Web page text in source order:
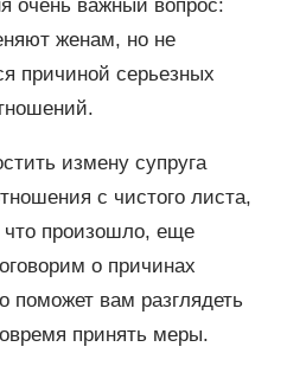
очень важный вопрос:
женам, но не
причиной серьезных
измену супруга
с чистого листа,
что произошло, еще
о причинах
поможет вам разглядеть
принять меры.